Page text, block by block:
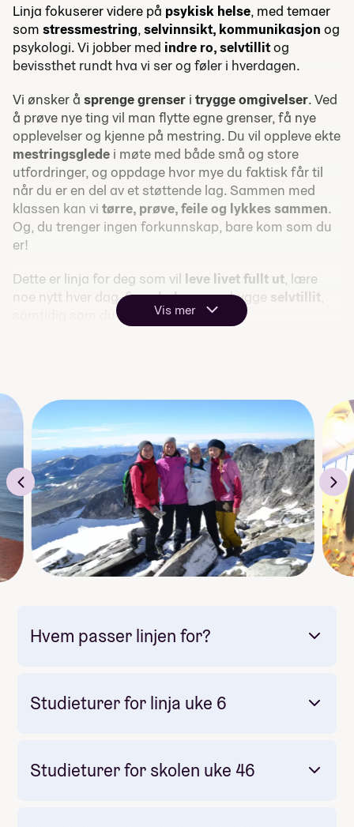
Linja fokuserer videre på psykisk helse, med temaer
som stressmestring,selvinnsikt, kommunikasjon og
psykologi. Vi jobber med indre ro, selvtillitog
bevissthet rundt hva vi ser og føler i hverdagen.
Vi ønsker å sprenge grenser i trygge omgivelser. Ved
å prøve nye ting vil man flytte egne grenser, få nye
opplevelser og kjenne på mestring. Du vil oppleve ekte
mestringsglede i møte med både små og store
utfordringer, og oppdage hvor mye du faktisk får til
når du er en del av et støttende lag. Sammen med
klassen kan vi tørre, prøve, feile og lykkes sammen.
Og, du trenger ingen forkunnskap, bare kom som du
er!
Dette er linja for deg som vil leve livet fullt ut, lære
noe nytt hver dag, finnebalanseog bygge selvtillit
samtidig som du får en hverdag fylt
Variert fysisk aktivitet, turer ute og gymsal
Samarbeid og samhandling i fellesskap
Psykisk helse, stressmestring og selvinnsikt
Kommunikasjon og sosialt ansvar
Mestring, selvtillit og indre ro
Utforske hva som gir livet mening og glede
Gjennom året får du prøve nye aktiviteter, utfordre
deg selv i trygge rammer og oppleve ekte
mestringsglede. Du lærer hvordan fellesskap, støtte
og refleksjon kan gjøre hverdagen mer balansert og
VEKTERKURS - mens du går på Trondheimsfjord kan
Her kan du lese mer om hva vi gjør på Lev Livet
Vis mer
Hvem passer linjen for?
Studieturer for linja uke 6
Studieturer for skolen uke 46